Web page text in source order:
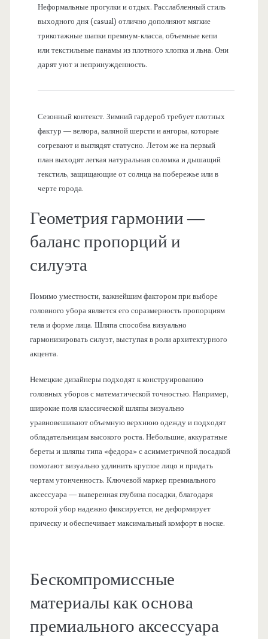
Неформальные прогулки и отдых. Расслабленный стиль
выходного дня (casual) отлично дополняют мягкие
трикотажные шапки премиум-класса, объемные кепи
или текстильные панамы из плотного хлопка и льна. Они
дарят уют и непринужденность.
Сезонный контекст. Зимний гардероб требует плотных
фактур — велюра, валяной шерсти и ангоры, которые
согревают и выглядят статусно. Летом же на первый
план выходят легкая натуральная соломка и дышащий
текстиль, защищающие от солнца на побережье или в
черте города.
Геометрия гармонии —
баланс пропорций и
силуэта
Помимо уместности, важнейшим фактором при выборе
головного убора является его соразмерность пропорциям
тела и форме лица. Шляпа способна визуально
гармонизировать силуэт, выступая в роли архитектурного
акцента.
Немецкие дизайнеры подходят к конструированию
головных уборов с математической точностью. Например,
широкие поля классической шляпы визуально
уравновешивают объемную верхнюю одежду и подходят
обладательницам высокого роста. Небольшие, аккуратные
береты и шляпы типа «федора» с асимметричной посадкой
помогают визуально удлинить круглое лицо и придать
чертам утонченность. Ключевой маркер премиального
аксессуара — выверенная глубина посадки, благодаря
которой убор надежно фиксируется, не деформирует
прическу и обеспечивает максимальный комфорт в носке.
Бескомпромиссные
материалы как основа
премиального аксессуара